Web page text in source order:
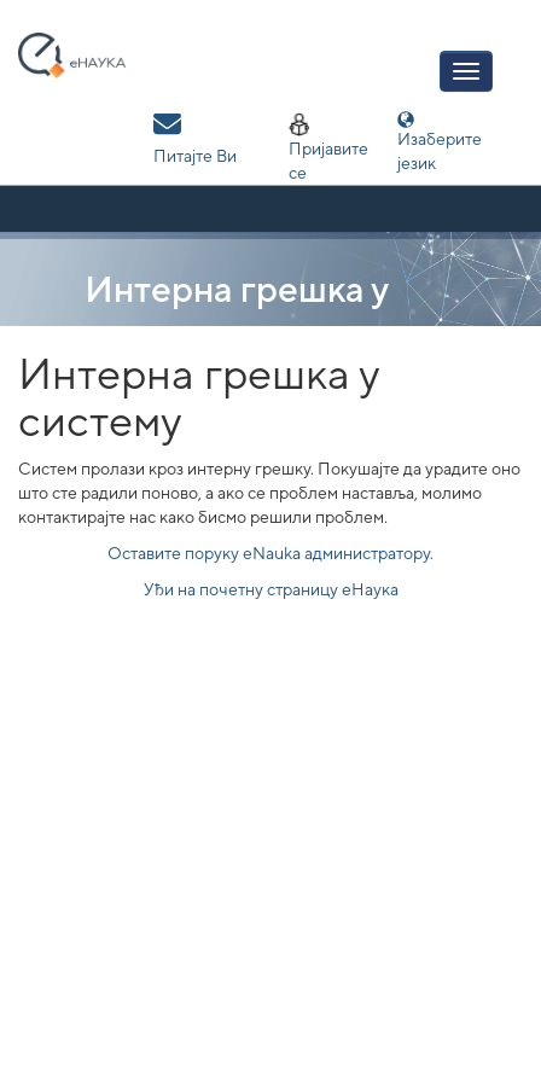
navigation
Питајте Ви
Пријавите
се
Изаберите
језик
Интерна грешка у
систему
Интерна грешка у
систему
Систем пролази кроз интерну грешку. Покушајте да урадите оно
што сте радили поново, а ако се проблем наставља, молимо
контактирајте нас како бисмо решили проблем.
Оставите поруку eNauka администратору.
Уђи на почетну страницу еНаука